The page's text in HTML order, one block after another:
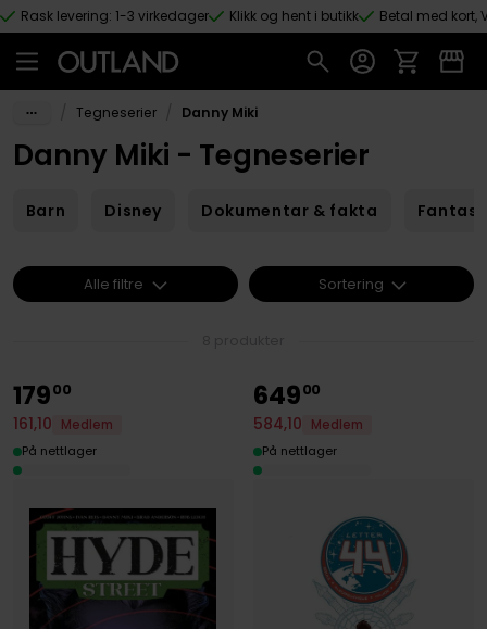
Hopp til hovedinnhold
Rask levering: 1-3 virkedager Klikk og hent i butikk Betal med kort,
Tegneserier Danny Miki
Danny Miki - Tegneserier
Barn Disney Dokumentar & fakta Fantasy
17900
161,10
Medlem
På nettlager
64900
584,10
Medlem
På nettlager
Alle filtre Sortering